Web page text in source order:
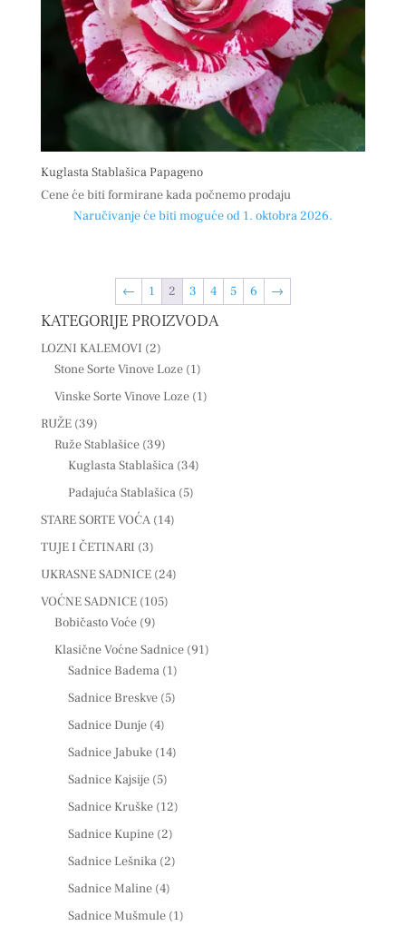
Kuglasta Stablašica Papageno
Cene će biti formirane kada počnemo prodaju
Naručivanje će biti moguće od 1. oktobra 2026.
← 1 2 3 4 5 6 →
KATEGORIJE PROIZVODA
LOZNI KALEMOVI (2)
Stone Sorte Vinove Loze (1)
Vinske Sorte Vinove Loze (1)
RUŽE (39)
Ruže Stablašice (39)
Kuglasta Stablašica (34)
Padajuća Stablašica (5)
STARE SORTE VOĆA (14)
TUJE I ČETINARI (3)
UKRASNE SADNICE (24)
VOĆNE SADNICE (105)
Bobičasto Voće (9)
Klasične Voćne Sadnice (91)
Sadnice Badema (1)
Sadnice Breskve (5)
Sadnice Dunje (4)
Sadnice Jabuke (14)
Sadnice Kajsije (5)
Sadnice Kruške (12)
Sadnice Kupine (2)
Sadnice Lešnika (2)
Sadnice Maline (4)
Sadnice Mušmule (1)